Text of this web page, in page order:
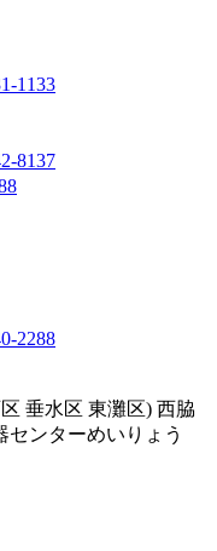
1133
8137
2288
垂水区 東灘区) 西脇
センターめいりょう